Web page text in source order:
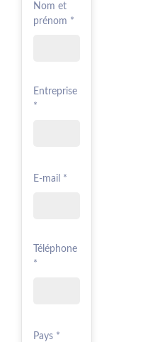
Nom et
prénom *
Entreprise
*
E-mail *
Téléphone
*
Pays *